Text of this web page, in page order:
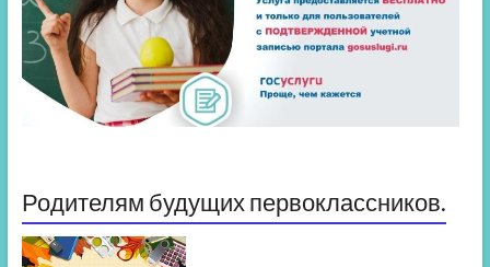
Родителям будущих первоклассников.